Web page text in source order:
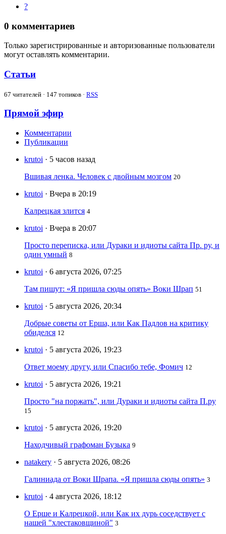
?
0 комментариев
Только зарегистрированные и авторизованные пользователи
могут оставлять комментарии.
Статьи
67 читателей · 147 топиков · RSS
Прямой эфир
Комментарии
Публикации
krutoi · 5 часов назад
Вшивая ленка. Человек с двойным мозгом 20
krutoi · Вчера в 20:19
Калрецкая злится 4
krutoi · Вчера в 20:07
Просто переписка, или Дураки и идиоты сайта Пр. ру, и
один умный 8
krutoi · 6 августа 2026, 07:25
Там пишут: «Я пришла сюды опять» Воки Шрап 51
krutoi · 5 августа 2026, 20:34
Добрые советы от Ерша, или Как Падлов на критику
обиделся 12
krutoi · 5 августа 2026, 19:23
Ответ моему другу, или Спасибо тебе, Фомич 12
krutoi · 5 августа 2026, 19:21
Просто "на поржать", или Дураки и идиоты сайта П.ру
15
krutoi · 5 августа 2026, 19:20
Находчивый графоман Бузыка 9
natakery · 5 августа 2026, 08:26
Галиниада от Воки Шрапа. «Я пришла сюды опять» 3
krutoi · 4 августа 2026, 18:12
О Ерше и Калрецкой, или Как их дурь соседствует с
нашей "хлестаковщиной" 3